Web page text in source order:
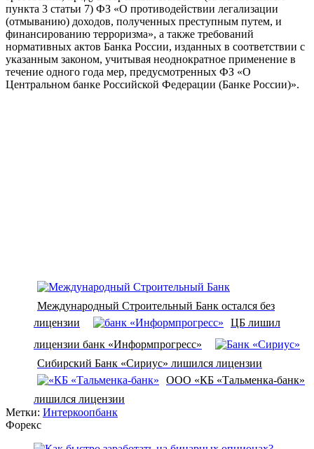
пункта 3 статьи 7) ФЗ «O противодействии легализации
(отмыванию) доходов, полученных преступным путем, и
финансированию терроризма», а также требований
нормативных актов Банка России, изданных в соответствии с
указанным законом, учитывая неоднократное применение в
течение одного года мер, предусмотренных ФЗ «O
Центральном банке Российской Федерации (Банке России)».
Международный Строительный Банк остался без
лицензии
ЦБ лишил
лицензии банк «Информпрогресс»
Сибирский Банк «Сириус» лишился лицензии
ООО «КБ «Тальменка-банк»
лишился лицензии
Метки: Интеркоопбанк
Форекс